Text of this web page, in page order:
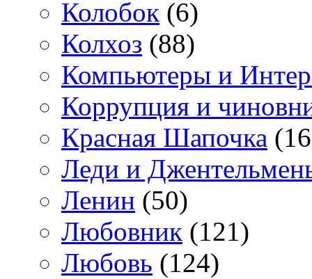
Колобок (6)
Колхоз (88)
Компьютеры и
Коррупция и
Красная Шапочка
Леди и
Ленин (50)
Любовник (121)
Любовь (124)